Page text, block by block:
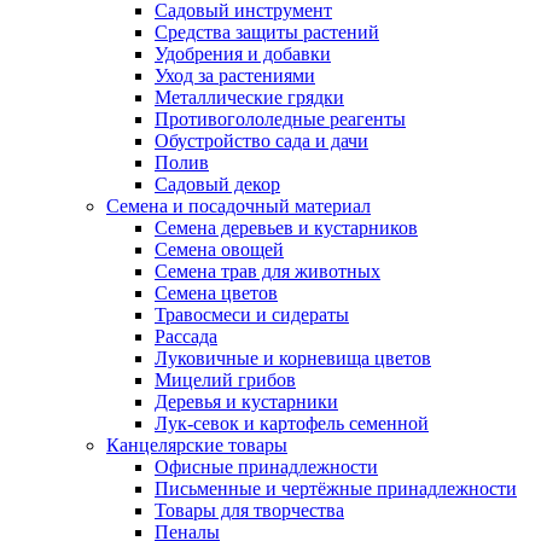
Садовый инструмент
Средства защиты растений
Удобрения и добавки
Уход за растениями
Металлические грядки
Противогололедные реагенты
Обустройство сада и дачи
Полив
Садовый декор
Семена и посадочный материал
Семена деревьев и кустарников
Семена овощей
Семена трав для животных
Семена цветов
Травосмеси и сидераты
Рассада
Луковичные и корневища цветов
Мицелий грибов
Деревья и кустарники
Лук-севок и картофель семенной
Канцелярские товары
Офисные принадлежности
Письменные и чертёжные принадлежности
Товары для творчества
Пеналы